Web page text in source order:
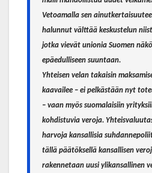
Vetoamalla sen
halunnut välttää keskustelun
jotka vievät unionia Suomen
epäedulliseen suuntaan.
Yhteisen velan takaisin
kaavailee – ei pelkästään nyt
– vaan myös suomalaisiin
kohdistuvia veroja.
harvoja kansallisia
tällä päätöksellä kansallisen
rakennetaan uusi ylikansallinen